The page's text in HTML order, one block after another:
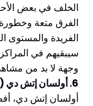
الخلف في بعض
الفرق متعة وخطورة
الفريدة والمستوى
وجهة لا بد من
6. أولسان إتش دي (الدوري الكوري 1)
أولسان إتش دي،